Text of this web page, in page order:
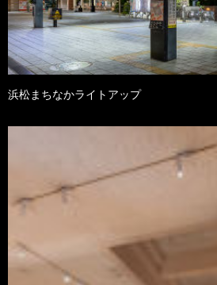
浜松まちなかライトアップ